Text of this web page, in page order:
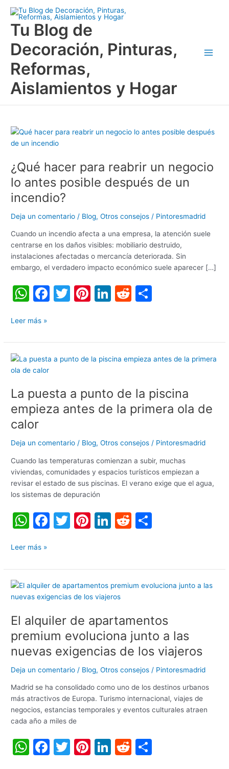
contenido
Tu Blog de
Decoración, Pinturas,
Reformas,
Aislamientos y Hogar
¿Qué hacer para reabrir un negocio
lo antes posible después de un
incendio?
Deja un comentario / Blog,Otros consejos / Pintoresmadrid
Cuando un incendio afecta a una empresa, la atención suele
centrarse en los daños visibles: mobiliario destruido,
instalaciones afectadas o mercancía deteriorada. Sin
embargo, el verdadero impacto económico suele aparecer […]
W
at
s
A
p
p
F
e
b
o
k
T
er
Pi
e
st
Li
e
dI
R
di
t
p
ar
¿Qué
hacer
reabrir
un
negocio
lo
posible
después
de
un
incendio?
Leer más »
La puesta a punto de la piscina
empieza antes de la primera ola de
calor
Deja un comentario / Blog,Otros consejos / Pintoresmadrid
Cuando las temperaturas comienzan a subir, muchas
viviendas, comunidades y espacios turísticos empiezan a
revisar el estado de sus piscinas. El verano exige que el agua,
los sistemas de depuración
W
at
s
A
p
p
F
e
b
o
o
k
T
er
Pi
e
st
Li
e
dI
n
R
di
t
p
ar
La
puesta
punto
la
piscina
antes
de
la
primera
ola
calor
Leer más »
El alquiler de apartamentos
premium evoluciona junto a las
nuevas exigencias de los viajeros
Deja un comentario / Blog,Otros consejos / Pintoresmadrid
Madrid se ha consolidado como uno de los destinos urbanos
más atractivos de Europa. Turismo internacional, viajes de
negocios, estancias temporales y eventos culturales atraen
cada año a miles de
W F
T
Pi Li R
El
alquiler
apartamentos
evoluciona
junto
las
nuevas
exigencias
de
los